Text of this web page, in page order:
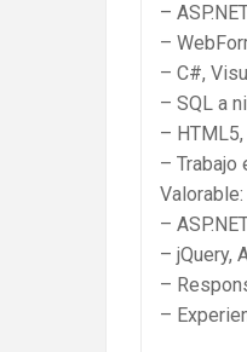
–
–
– C#,
– SQL a
–
– Trabajo
Valorable:
–
– jQuery,
–
–